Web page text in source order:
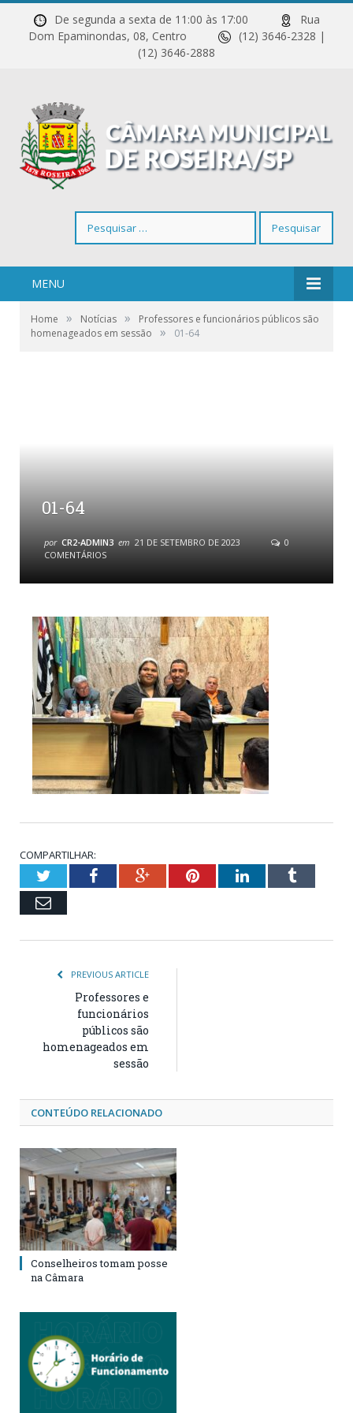
De segunda a sexta de 11:00 às 17:00
Rua
Dom Epaminondas, 08, Centro
(12) 3646-2328 |
(12) 3646-2888
por:
MENU
Home » Notícias »
Professores e funcionários públicos são
homenageados em sessão
» 01-64
01-64
por CR2-ADMIN3 em 21 DE SETEMBRO DE 2023
0
COMENTÁRIOS
COMPARTILHAR:
TwitterFacebookGoogle+PinterestLinkedInTumblr
Email
PREVIOUS ARTICLE
Professores e
funcionários
públicos são
homenageados em
sessão
CONTEÚDO RELACIONADO
Conselheiros tomam posse
na Câmara